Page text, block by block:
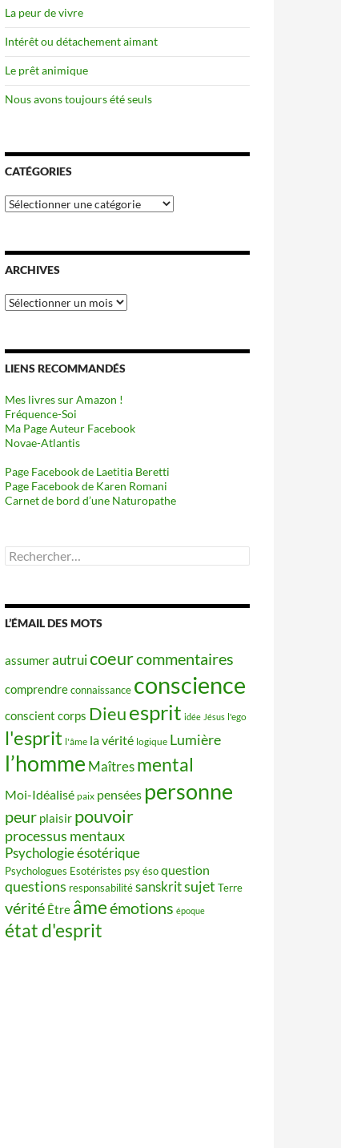
La peur de vivre
Intérêt ou détachement aimant
Le prêt animique
Nous avons toujours été seuls
CATÉGORIES
Catégories
ARCHIVES
Archives
LIENS RECOMMANDÉS
Mes livres sur Amazon !
Fréquence-Soi
Ma Page Auteur Facebook
Novae-Atlantis
Page Facebook de Laetitia Beretti
Page Facebook de Karen Romani
Carnet de bord d’une Naturopathe
Rechercher :
L’ÉMAIL DES MOTS
assumerautruicoeurcommentaires
comprendreconnaissance conscience
conscient corps Dieuesprit idée Jésus l'ego
l'esprit l'âme la vérité logique Lumière
l’homme Maîtres mental
Moi-Idéalisé paix pensées personne
peur plaisir pouvoir
processus mentaux
Psychologie ésotérique
Psychologues Esotéristes psy ésoquestion
questions responsabilitésanskritsujet Terre
vérité Être âmeémotions époque
état d'esprit